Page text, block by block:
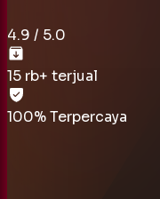
4.9 / 5.0
15 rb+ terjual
100% Terpercaya